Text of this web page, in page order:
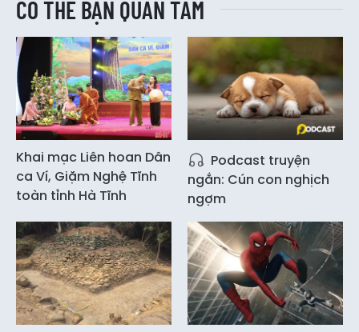
CÓ THỂ BẠN QUAN TÂM
Khai mạc Liên hoan Dân
ca Ví, Giặm Nghệ Tĩnh
toàn tỉnh Hà Tĩnh
Podcast truyện
ngắn: Cún con nghịch
ngợm